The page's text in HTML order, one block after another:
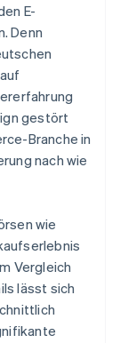
E-
Denn
gestört
Branche in
nach wie
wie
Vergleich
lässt sich